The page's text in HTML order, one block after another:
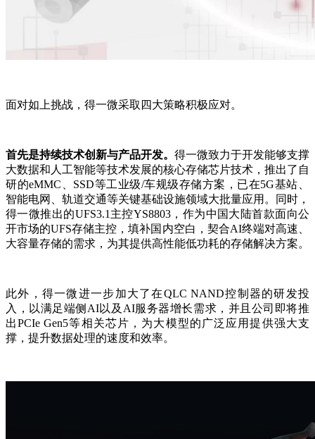
面对如上挑战，得一微采取四大策略积极应对。
首先是持续技术创新与产品开发。 得一微致力于开发能够支撑
大数据和人工智能等技术发展的核心存储芯片技术，推出了自
研的eMMC、SSD等工业级/车规级存储方案，已在5G基站、
智能电网、轨道交通等关键基础设施领域大批量应用。同时，
得一微推出的UFS3.1主控YS8803，作为中国大陆首款面向公
开市场的UFS存储主控，填补国内空白，契合AI终端对高速、
大容量存储的需求，为其提供高性能低功耗的存储解决方案。
此外，得一微进一步加大了在QLC NAND控制器的研发投
入，以满足端侧AI以及AI服务器增长需求，并且公司即将推
出PCIe Gen5等相关芯片，为大模型的广泛应用提供强大支
撑，提升数据处理的速度和效率。